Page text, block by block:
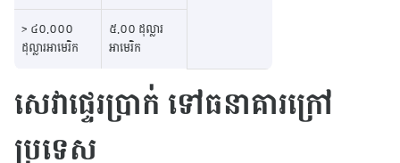
> ៤០.០០០
ដុល្លារអាមេរិក
៥.០០ ដុល្លារ
អាមេរិក
សេវាផ្ទេរប្រាក់ ទៅធនាគារក្រៅ
ប្រទេស